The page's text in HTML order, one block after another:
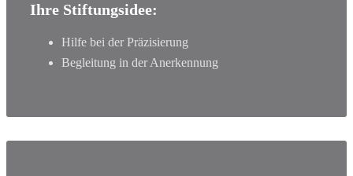
Ihre Stiftungsidee:
Hilfe bei der Präzisierung
Begleitung in der Anerkennung